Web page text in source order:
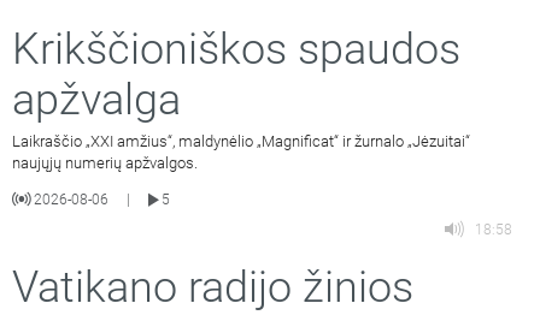
Krikščioniškos spaudos
apžvalga
Laikraščio „XXI amžius“, maldynėlio „Magnificat“ ir žurnalo „Jėzuitai“
naujųjų numerių apžvalgos.
2026-08-06
5
18:58
Vatikano radijo žinios